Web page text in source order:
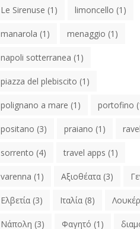
Le Sirenuse (1) limoncello (1)
manarola (1) menaggio (1)
napoli sotterranea (1)
piazza del plebiscito (1)
polignano a mare (1) portofino
positano (3) praiano (1)
sorrento (4) travel apps (1)
varenna (1) Αξιοθέατα (3)
Ελβετία (3) Ιταλία (8)
Νάπολη (3) Φαγητό (1)